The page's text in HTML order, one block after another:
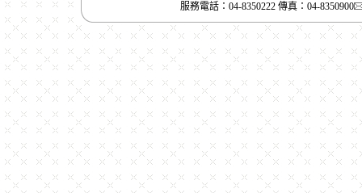
服務電話：04-8350222 傳真：04-8350900